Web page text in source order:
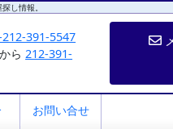
し情報。
391-5547
ら 212-391-
お問い合せ